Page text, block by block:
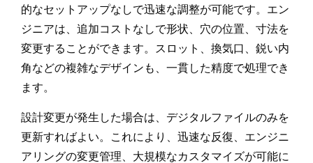
的なセットアップなしで迅速な調整が可能です。エン
ジニアは、追加コストなしで形状、穴の位置、寸法を
変更することができます。スロット、換気口、鋭い内
角などの複雑なデザインも、一貫した精度で処理でき
ます。
設計変更が発生した場合は、デジタルファイルのみを
更新すればよい。これにより、迅速な反復、エンジニ
アリングの変更管理、大規模なカスタマイズが可能に